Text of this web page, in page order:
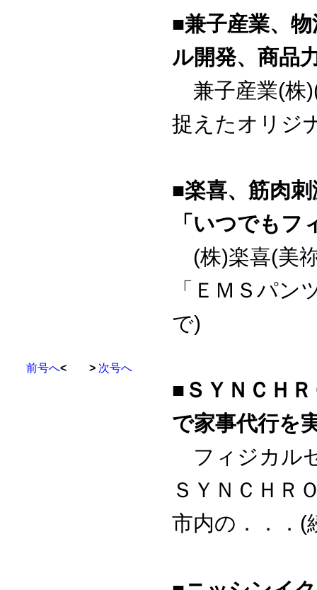
前号へ< > 次号へ
■兼子産業、
ル開発、商品
兼子産業(株
捉えたオリジ
■楽喜、筋肉
「いつでもフ
(株)楽喜(美
「ＥＭＳパン
で)
■ＳＹＮＣＨ
で家事代行を
フィジカル
ＳＹＮＣＨＲ
市内の．．．(